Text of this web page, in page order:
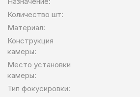
Количество шт:
Материал:
Конструкция
камеры:
Место установки
камеры:
Тип фокусировки: